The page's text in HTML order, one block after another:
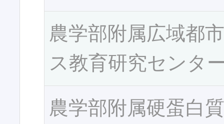
農学部附属広域都
ス教育研究センタ
農学部附属硬蛋白